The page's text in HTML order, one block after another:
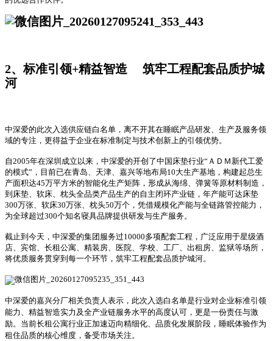
2、标准引领+精益智造 筑牢工程配套品质护城
河
中深爱的此次入选供应链白名单，离不开其在睡眠产品研发、生产及服务领
域的专注，更得益于企业在标准制定与技术创新上的引领优势。
自2005年在深圳成立以来，中深爱的开创了中国床垫行业“ＡＤＭ新代工爱
的模式”，目前已在青岛、天津、嘉兴等地布局10大生产基地，构建起总生
产面积达45万平方米的智能化生产矩阵，形成从海绵、弹簧等原材料制造，
到床垫、软床、枕头全品类产品生产的自主闭环产业链，年产能可达床垫
300万张、软床30万张、枕头50万个，凭借规模化产能与全链路管控能力，
为全球超过300个知名寝具品牌提供研发与生产服务。
截止到今天，中深爱的集团服务过10000多项配套工程，广泛应用于星级酒
店、宾馆、长租公寓、精装房、医院、学校、工厂、出租房、监狱等场所，
将优质服务贯穿到每一个环节，筑牢工程配套品质护城河。
中深爱的嘉兴分厂相关负责人表示，此次入选白名单是行业对企业标准引领
能力、精益智造实力及全产业链服务水平的高度认可，更是一份责任与激
励。当前长租公寓行业正加速迈向精细化、品质化发展阶段，睡眠体验作为
租住品质的核心维度，备受市场关注。